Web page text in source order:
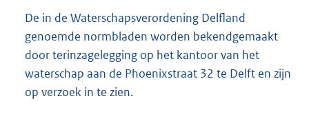
De in de Waterschapsverordening Delfland
genoemde normbladen worden bekendgemaakt
door terinzagelegging op het kantoor van het
waterschap aan de Phoenixstraat 32 te Delft en zijn
op verzoek in te zien.